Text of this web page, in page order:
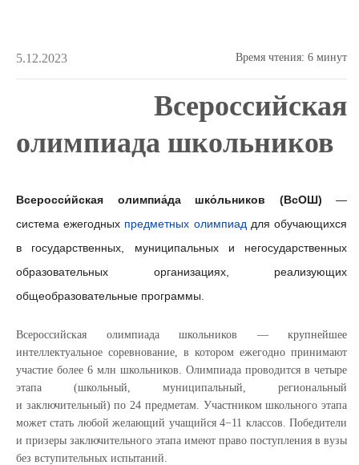
5.12.2023 Время чтения: 6 минут
Всероссийская
олимпиада школьников
Всеросси́йская олимпиа́да шко́льников (ВсОШ) —
система ежегодных предметных олимпиад для обучающихся
в государственных, муниципальных и негосударственных
образовательных организациях, реализующих
общеобразовательные программы.
Всероссийская олимпиада школьников — крупнейшее
интеллектуальное соревнование, в котором ежегодно принимают
участие более 6 млн школьников. Олимпиада проводится в четыре
этапа (школьный, муниципальный, региональный
и заключительный) по 24 предметам. Участником школьного этапа
может стать любой желающий учащийся 4−11 классов. Победители
и призеры заключительного этапа имеют право поступления в вузы
без вступительных испытаний.